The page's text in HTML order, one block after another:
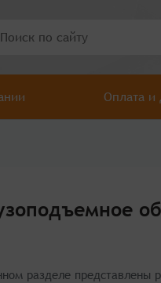
Оплата и
разделе представлены